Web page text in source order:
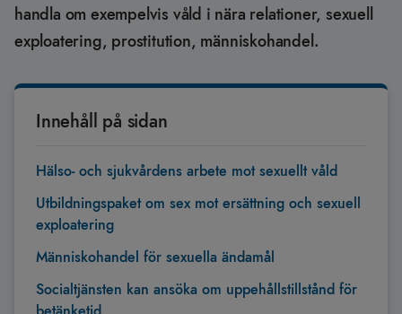
handla om exempelvis våld i nära relationer, sexuell
exploatering, prostitution, människohandel.
Innehåll på sidan
Hälso- och sjukvårdens arbete mot sexuellt våld
Utbildningspaket om sex mot ersättning och sexuell
exploatering
Människohandel för sexuella ändamål
Socialtjänsten kan ansöka om uppehållstillstånd för